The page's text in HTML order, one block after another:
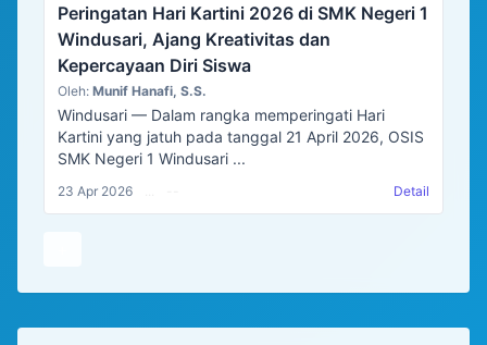
Peringatan Hari Kartini 2026 di SMK Negeri 1
Windusari, Ajang Kreativitas dan
Kepercayaan Diri Siswa
Oleh: Munif Hanafi, S.S.
Windusari — Dalam rangka memperingati Hari
Kartini yang jatuh pada tanggal 21 April 2026, OSIS
SMK Negeri 1 Windusari ...
23 Apr 2026 Detail